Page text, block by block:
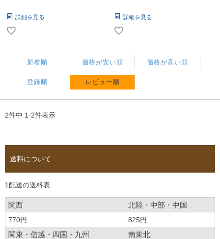
詳細を見る 詳細を見る
新着順 価格が安い順 価格が高い順
登録順 レビュー順
2件中 1-2件表示
送料について
1配送の送料表
関西 北陸・中部・中国
770円 825円
関東・信越・四国・九州 南東北